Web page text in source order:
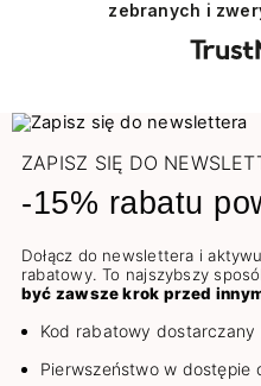
zebranych i
ZAPISZ SIĘ DO
-15% rabatu
Dołącz do newslettera i
rabatowy. To najszybszy
być zawsze krok przed
Kod rabatowy
Pierwszeństwo w dostępie